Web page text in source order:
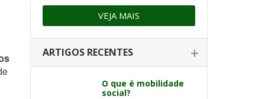
VEJA MAIS
ARTIGOS RECENTES
O que é mobilidade
social?